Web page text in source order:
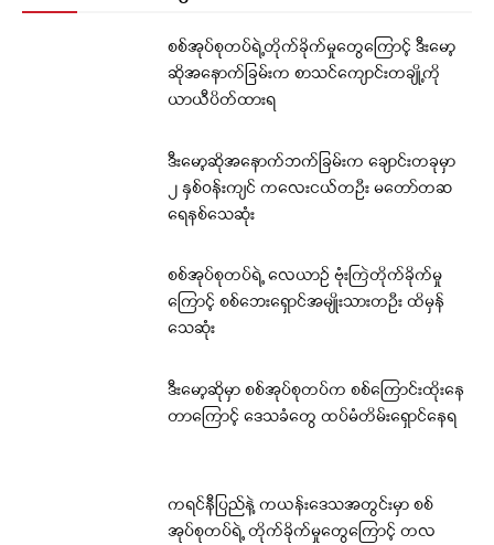
စစ်အုပ်စုတပ်ရဲ့တိုက်ခိုက်မှုတွေကြောင့် ဒီးမော့
ဆိုအနောက်ခြမ်းက စာသင်ကျောင်းတချို့ကို
ယာယီပိတ်ထားရ
ဒီးမော့ဆိုအနောက်ဘက်ခြမ်းက ချောင်းတခုမှာ
၂ နှစ်ဝန်းကျင် ကလေးငယ်တဦး မတော်တဆ
ရေနစ်သေဆုံး
စစ်အုပ်စုတပ်ရဲ့ လေယာဉ် ဗုံးကြဲတိုက်ခိုက်မှု
ကြောင့် စစ်ဘေးရှောင်အမျိုးသားတဦး ထိမှန်
သေဆုံး
ဒီးမော့ဆိုမှာ စစ်အုပ်စုတပ်က စစ်ကြောင်းထိုးနေ
တာကြောင့် ဒေသခံတွေ ထပ်မံတိမ်းရှောင်နေရ
ကရင်နီပြည်နဲ့ ကယန်းဒေသအတွင်းမှာ စစ်
အုပ်စုတပ်ရဲ့ တိုက်ခိုက်မှုတွေကြောင့် တလ